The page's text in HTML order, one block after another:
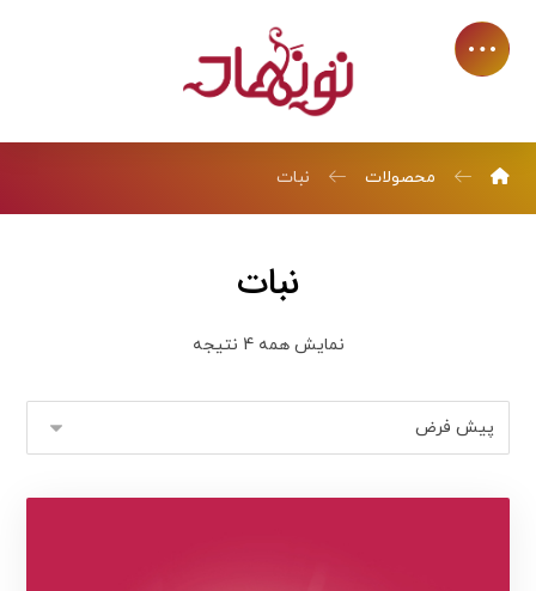
محصولات نبات
نبات
نمایش همه 4 نتیجه